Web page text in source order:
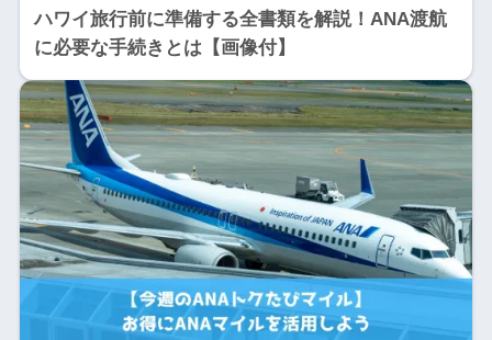
ハワイ旅行前に準備する全書類を解説！ANA渡航
に必要な手続きとは【画像付】